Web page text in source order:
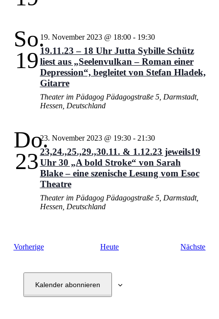
So.
19
19. November 2023 @ 18:00- 19:30
19.11.23 – 18 Uhr Jutta Sybille Schütz
liest aus „Seelenvulkan – Roman einer
Depression“, begleitet von Stefan Hladek,
Gitarre
Theater im Pädagog Pädagogstraße 5, Darmstadt,
Hessen, Deutschland
Do.
23
23. November 2023 @ 19:30- 21:30
23,24.,25.,29.,30.11. & 1.12.23 jeweils19
Uhr 30 „A bold Stroke“ von Sarah
Blake – eine szenische Lesung vom Esoc
Theatre
Theater im Pädagog Pädagogstraße 5, Darmstadt,
Hessen, Deutschland
VorherigeVeranstaltungen Heute Nächste
Kalender abonnieren